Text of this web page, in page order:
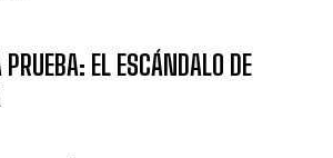
EL ESCÁNDALO DE